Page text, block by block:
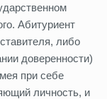
Абитуриент
либо
доверенности)
при себе
личность, и